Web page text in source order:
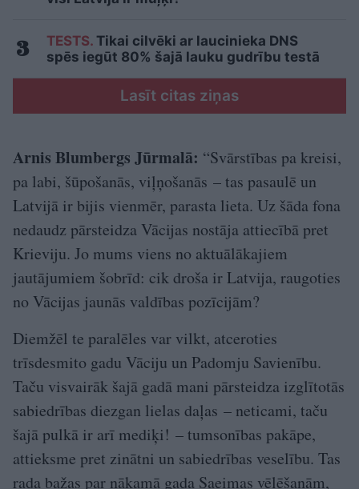
TESTS. Tikai cilvēki ar laucinieka DNS
spēs iegūt 80% šajā lauku gudrību testā
Lasīt citas ziņas
Arnis Blumbergs Jūrmalā: “Svārstības pa kreisi,
pa labi, šūpošanās, viļņošanās – tas pasaulē un
Latvijā ir bijis vienmēr, parasta lieta. Uz šāda fona
nedaudz pārsteidza Vācijas nostāja attiecībā pret
Krieviju. Jo mums viens no aktuālākajiem
jautājumiem šobrīd: cik droša ir Latvija, raugoties
no Vācijas jaunās valdības pozīcijām?
Diemžēl te paralēles var vilkt, atceroties
trīsdesmito gadu Vāciju un Padomju Savienību.
Taču visvairāk šajā gadā mani pārsteidza izglītotās
sabiedrības diezgan lielas daļas – neticami, taču
šajā pulkā ir arī mediķi! – tumsonības pakāpe,
attieksme pret zinātni un sabiedrības veselību. Tas
rada bažas par nākamā gada Saeimas vēlēšanām,